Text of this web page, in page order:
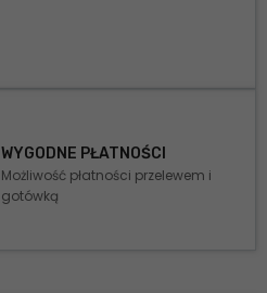
WYGODNE PŁATNOŚCI
Możliwość płatności przelewem i
gotówką